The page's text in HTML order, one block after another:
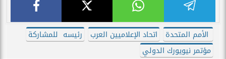
الأمم المتحدة اتحاد الإعلاميين العرب
رئيسه للمشاركة
مؤتمر نيويورك الدولي